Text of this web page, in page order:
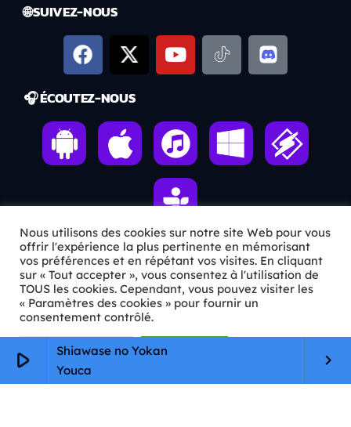
play_arrow
Shiawase no Yokan
Youca
keyboard_arrow_right
🌐 SUIVEZ-NOUS
🎧 ÉCOUTEZ-NOUS
ℹ️ INFOS PRATIQUES
✉️Contact
🦊Qui sommes-nous ?
📄
Mentions légales
Nous utilisons des cookies sur notre site Web pour vous
offrir l'expérience la plus pertinente en mémorisant
vos préférences et en répétant vos visites. En cliquant
sur « Tout accepter », vous consentez à l'utilisation de
TOUS les cookies. Cependant, vous pouvez visiter les
« Paramètres des cookies » pour fournir un
consentement contrôlé.
Paramètres Cookie Tout accepter